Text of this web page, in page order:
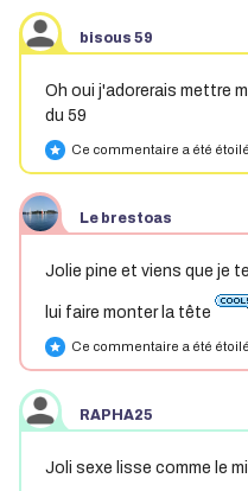
bisous 59
Oh oui j'adorerais mettre
du 59
star Ce commentaire a été
Le brestoas
Jolie pine et viens que je
lui faire monter la tête
star Ce commentaire a été
RAPHA25
Joli sexe lisse comme le